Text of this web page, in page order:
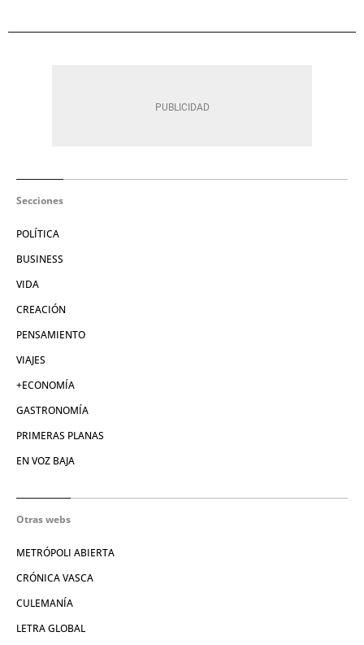
Secciones
POLÍTICA
BUSINESS
VIDA
CREACIÓN
PENSAMIENTO
VIAJES
+ECONOMÍA
GASTRONOMÍA
PRIMERAS PLANAS
EN VOZ BAJA
Otras webs
METRÓPOLI ABIERTA
CRÓNICA VASCA
CULEMANÍA
LETRA GLOBAL